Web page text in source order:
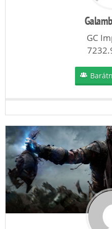
GC